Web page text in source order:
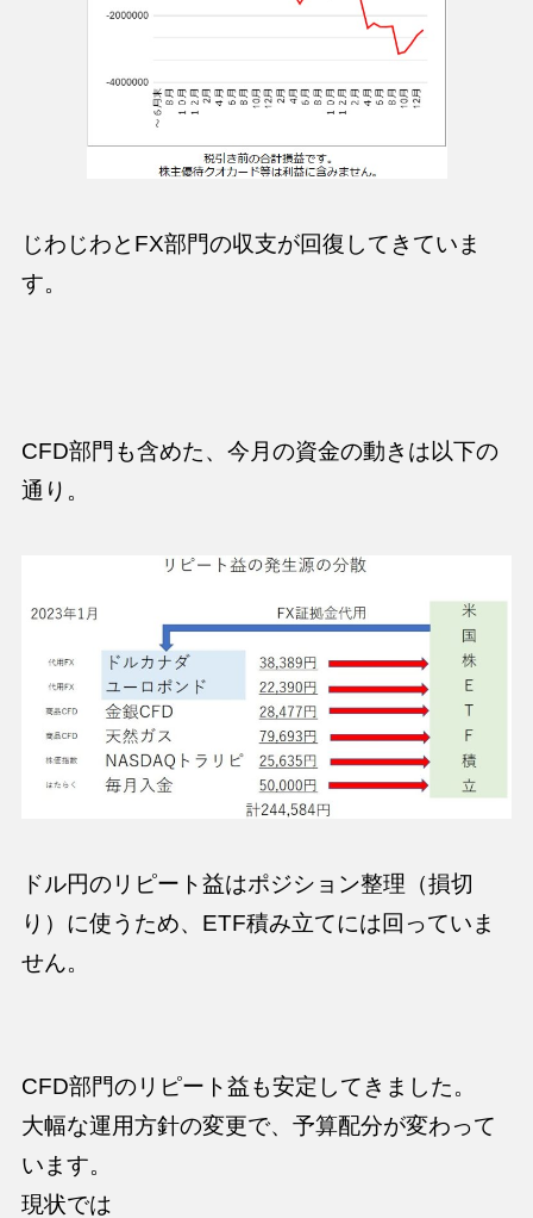
じわじわとFX部門の収支が回復してきていま
す。
CFD部門も含めた、今月の資金の動きは以下の
通り。
ドル円のリピート益はポジション整理（損切
り）に使うため、ETF積み立てには回っていま
せん。
CFD部門のリピート益も安定してきました。
大幅な運用方針の変更で、予算配分が変わって
います。
現状では